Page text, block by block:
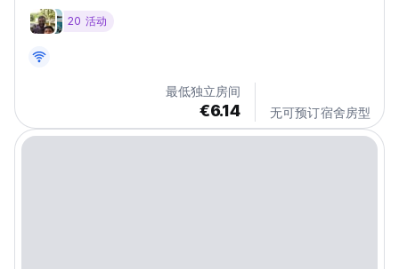
guests. The property provides free Wi-Fi throughout.
Free private parking is also available on-site. The
20 活动
最低独立房间
€6.14 无可预订宿舍房型